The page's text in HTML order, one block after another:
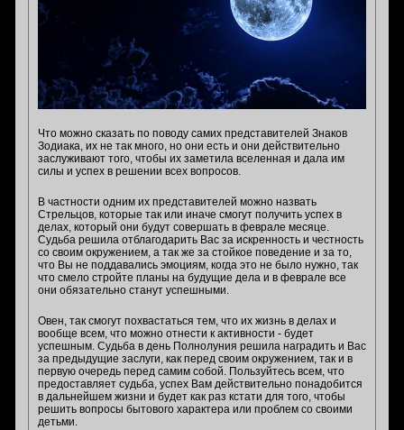
Что можно сказать по поводу самих представителей Знаков
Зодиака, их не так много, но они есть и они действительно
заслуживают того, чтобы их заметила вселенная и дала им
силы и успех в решении всех вопросов.
В частности одним их представителей можно назвать
Стрельцов, которые так или иначе смогут получить успех в
делах, который они будут совершать в феврале месяце.
Судьба решила отблагодарить Вас за искренность и честность
со своим окружением, а так же за стойкое поведение и за то,
что Вы не поддавались эмоциям, когда это не было нужно, так
что смело стройте планы на будущие дела и в феврале все
они обязательно станут успешными.
Овен, так смогут похвастаться тем, что их жизнь в делах и
вообще всем, что можно отнести к активности - будет
успешным. Судьба в день Полнолуния решила наградить и Вас
за предыдущие заслуги, как перед своим окружением, так и в
первую очередь перед самим собой. Пользуйтесь всем, что
предоставляет судьба, успех Вам действительно понадобится
в дальнейшем жизни и будет как раз кстати для того, чтобы
решить вопросы бытового характера или проблем со своими
детьми.